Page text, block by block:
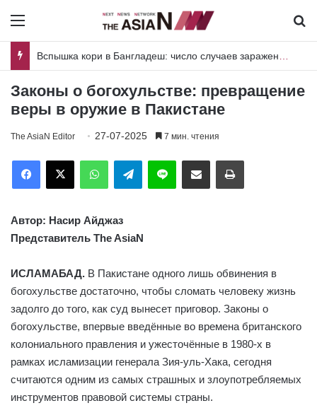
Menu
Пакистан и Шри-Ланка объединяют усилия для совместных исследований вредителей риса и плодовых культур
Законы о богохульстве: превращение
веры в оружие в Пакистане
The AsiaN Editor 27-07-2025 7 мин. чтения
FacebookX WhatsAppTelegramLine Отправить по имейл Печать
Автор: Насир Айджаз
Представитель The AsiaN
ИСЛАМАБАД. В Пакистане одного лишь обвинения в
богохульстве достаточно, чтобы сломать человеку жизнь
задолго до того, как суд вынесет приговор. Законы о
богохульстве, впервые введённые во времена британского
колониального правления и ужесточённые в 1980-х в
рамках исламизации генерала Зия-уль-Хака, сегодня
считаются одним из самых страшных и злоупотребляемых
инструментов правовой системы страны.